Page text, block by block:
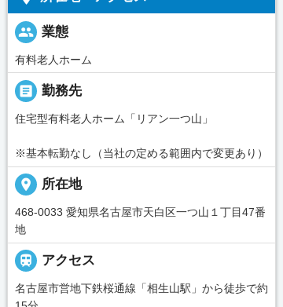
people 業態
有料老人ホーム
_pin
勤務先
住宅型有料老人ホーム「リアン一つ山」
※基本転勤なし（当社の定める範囲内で変更あり）
place 所在地
468-0033 愛知県名古屋市天白区一つ山１丁目47番
地
 アクセス
名古屋市営地下鉄桜通線「相生山駅」から徒歩で約